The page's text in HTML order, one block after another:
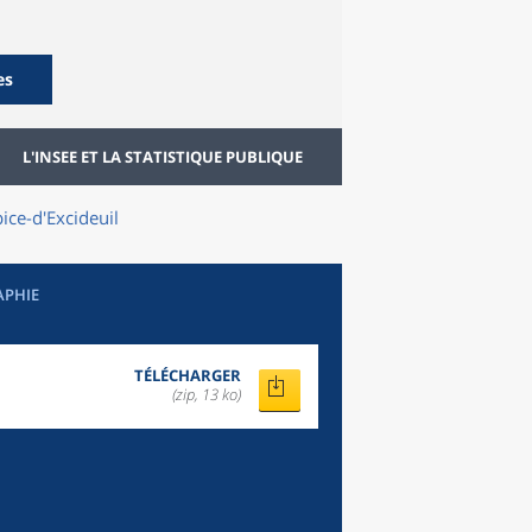
L'INSEE ET LA STATISTIQUE PUBLIQUE
d'Excideuil
TÉLÉCHARGER
(zip, 13 ko)